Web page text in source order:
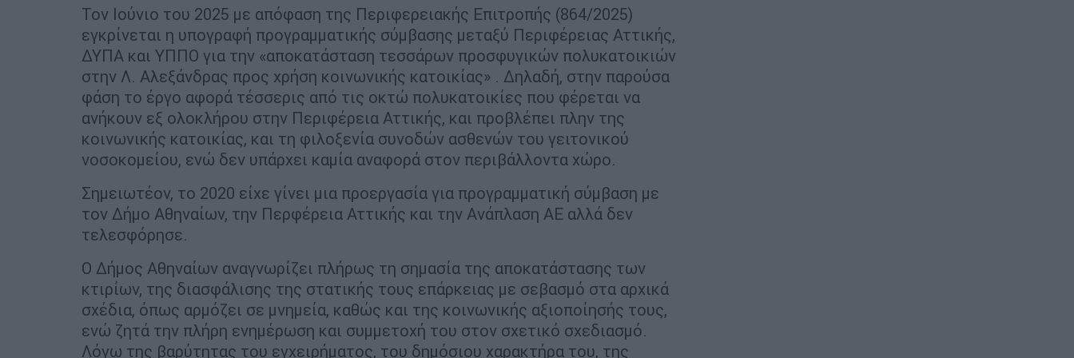
Τον Ιούνιο του 2025 με απόφαση της Περιφερειακής Επιτροπής (864/2025)
εγκρίνεται η υπογραφή προγραμματικής σύμβασης μεταξύ Περιφέρειας Αττικής,
ΔΥΠΑ και ΥΠΠΟ για την «αποκατάσταση τεσσάρων προσφυγικών πολυκατοικιών
στην Λ. Αλεξάνδρας προς χρήση κοινωνικής κατοικίας» . Δηλαδή, στην παρούσα
φάση το έργο αφορά τέσσερις από τις οκτώ πολυκατοικίες που φέρεται να
ανήκουν εξ ολοκλήρου στην Περιφέρεια Αττικής, και προβλέπει πλην της
κοινωνικής κατοικίας, και τη φιλοξενία συνοδών ασθενών του γειτονικού
νοσοκομείου, ενώ δεν υπάρχει καμία αναφορά στον περιβάλλοντα χώρο.
Σημειωτέον, το 2020 είχε γίνει μια προεργασία για προγραμματική σύμβαση με
τον Δήμο Αθηναίων, την Περφέρεια Αττικής και την Ανάπλαση ΑΕ αλλά δεν
τελεσφόρησε.
Ο Δήμος Αθηναίων αναγνωρίζει πλήρως τη σημασία της αποκατάστασης των
κτιρίων, της διασφάλισης της στατικής τους επάρκειας με σεβασμό στα αρχικά
σχέδια, όπως αρμόζει σε μνημεία, καθώς και της κοινωνικής αξιοποίησής τους,
ενώ ζητά την πλήρη ενημέρωση και συμμετοχή του στον σχετικό σχεδιασμό.
Λόγω της βαρύτητας του εγχειρήματος, του δημόσιου χαρακτήρα του, της